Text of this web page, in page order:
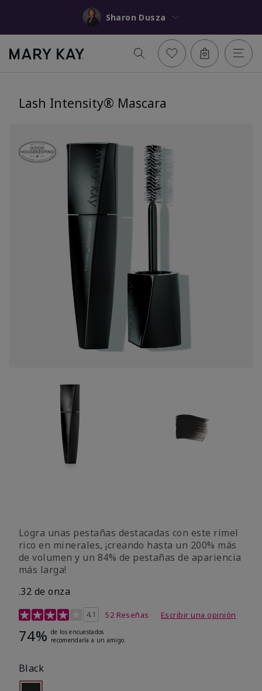
Sharon Dusza
Lash Intensity® Mascara
Logra unas pestañas destacadas con este rímel
rico en minerales, ¡creando hasta un 200% más
de volumen y un 84% de pestañas de apariencia
más larga!
.32 de onza
Calificación de clientes de 5 de 5
4.1 52 Reseñas Escribir una opinión
74% de los encuestados
recomendaría a un amigo.
Black